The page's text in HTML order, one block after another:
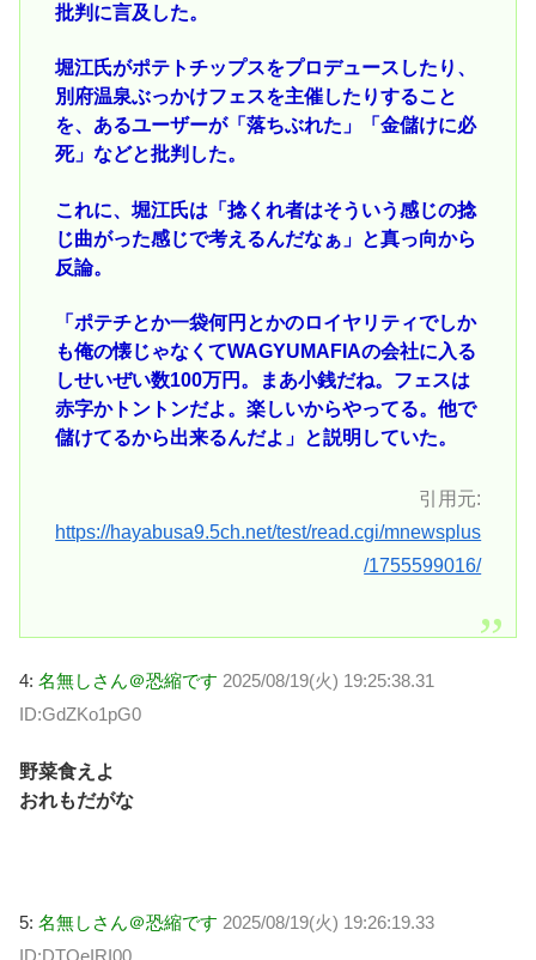
批判に言及した。
堀江氏がポテトチップスをプロデュースしたり、
別府温泉ぶっかけフェスを主催したりすること
を、あるユーザーが「落ちぶれた」「金儲けに必
死」などと批判した。
これに、堀江氏は「捻くれ者はそういう感じの捻
じ曲がった感じで考えるんだなぁ」と真っ向から
反論。
「ポテチとか一袋何円とかのロイヤリティでしか
も俺の懐じゃなくてWAGYUMAFIAの会社に入る
しせいぜい数100万円。まあ小銭だね。フェスは
赤字かトントンだよ。楽しいからやってる。他で
儲けてるから出来るんだよ」と説明していた。
引用元:
https://hayabusa9.5ch.net/test/read.cgi/mnewsplus
/1755599016/
4: 名無しさん＠恐縮です 2025/08/19(火) 19:25:38.31
ID:GdZKo1pG0
野菜食えよ
おれもだがな
5: 名無しさん＠恐縮です 2025/08/19(火) 19:26:19.33
ID:DTQeIRI00